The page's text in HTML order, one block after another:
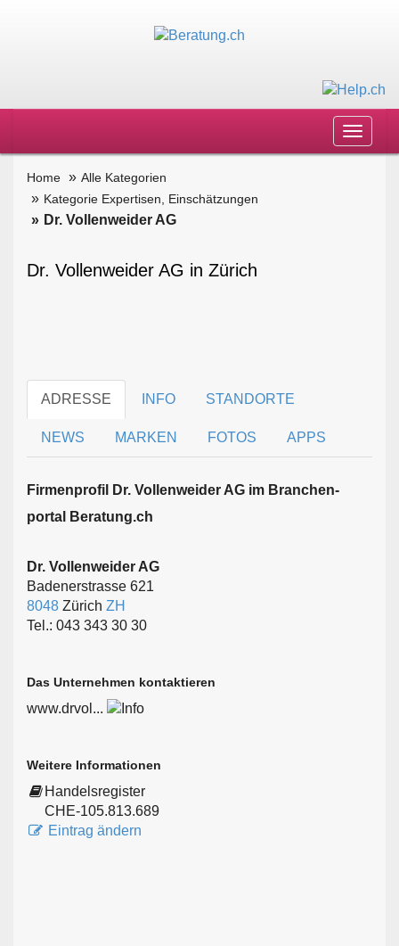
Toggle
Home
Alle Kategorien
Kategorie Expertisen, Einschätzungen
Dr. Vollenweider AG
Dr. Vollenweider AG in Zürich
ADRESSE INFO STANDORTE
NEWS MARKEN FOTOS APPS
Firmen­profil Dr. Vollenweider AG im Branchen­
portal Beratung.ch
Dr. Vollenweider AG
Badenerstrasse 621
8048 Zürich ZH
Tel.: 043 343 30 30
Das Unternehmen kontaktieren
www.drvol...
Weitere Informationen
Handelsregister
CHE-105.813.689
Eintrag ändern